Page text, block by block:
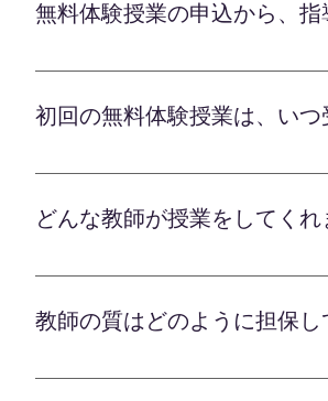
く質問事項など、先生ごとに異
す。 楽しみながら効果的に学
無料体験授業の申込から、
まずは公式LINEにて無料体験の
用いただけます。 無料体験受
ら、 正式にご契約の手続きを
しますので、 安心してお任せ
ます。 お子様の可能性を最大
初回の無料体験授業は、い
無料体験授業は、下のボタンか
どんな教師が授業をしてくれ
オンライン学習塾のLafには、
個別カウンセリングでお子様の
の熱意と適切な指導力に自信が
教師の質はどのように担保
オンライン学習塾のLafが誇る